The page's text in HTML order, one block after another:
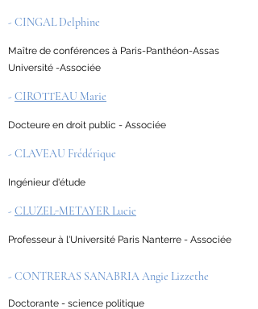
- CINGAL Delphine
Maître de conférences à Paris-Panthéon-Assas
Université -Associée
- CIROTTEAU Marie
Docteure en droit public - Associée
- CLAVEAU Frédérique
Ingénieur d'étude
- CLUZEL-METAYER Lucie
Professeur à l'Université Paris Nanterre - Associée
- CONTRERAS SANABRIA Angie Lizzethe
Doctorante - science politique